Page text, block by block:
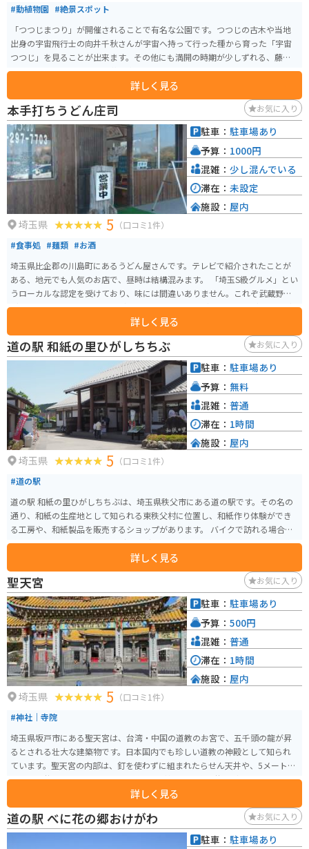
#動植物園 #絶景スポット
「つつじまつり」が開催されることで有名な公園です。つつじの古木や当地
出身の宇宙飛行士の向井千秋さんが宇宙へ持って行った種から育った「宇宙
つつじ」を見ることが出来ます。その他にも満開の時期が少しずれる、藤や
さつきもあるので、長い間花を楽しめます。
詳しく見る
本手打ちうどん庄司 お気に入り
埼玉県 5 （口コミ1件）
#食事処 #麺類 #お酒
埼玉県比企郡の川島町にあるうどん屋さんです。テレビで紹介されたことが
ある、地元でも人気のお店で、昼時は結構混みます。 「埼玉S級グルメ」とい
うローカルな認定を受けており、味には間違いありません。これぞ武蔵野う
どん！というワシワシ系のうどんで、「すったてうどん」「肉うどん」など
詳しく見る
駐車： 駐車場あり
予算： 1000円
混雑： 少し混んでいる
滞在： 未設定
施設： 屋内
道の駅 和紙の里ひがしちちぶ お気に入り
埼玉県 5 （口コミ1件）
#道の駅
道の駅 和紙の里ひがしちちぶは、埼玉県秩父市にある道の駅です。その名の
通り、和紙の生産地として知られる東秩父村に位置し、和紙作り体験ができ
る工房や、和紙製品を販売するショップがあります。 バイクで訪れる場合、
秩父の山々に囲まれたワインディングロードを走行することができます。道
の駅には広い駐車場があり、休憩にも最適です。 周辺には、秩父札所三十四
ヶ所の寺院や、ハイキングコース、キャンプ場など、観光スポットも充実し
ています。また、地元産の蕎麦や猪肉を使った料理もおすすめです。
詳しく見る
駐車： 駐車場あり
予算： 無料
混雑： 普通
滞在： 1時間
施設： 屋内
聖天宮 お気に入り
埼玉県 5 （口コミ1件）
#神社｜寺院
埼玉県坂戸市にある聖天宮は、台湾・中国の道教のお宮で、五千頭の龍が昇
るとされる壮大な建築物です。日本国内でも珍しい道教の神殿として知られ
ています。聖天宮の内部は、釘を使わずに組まれたらせん天井や、5メートル
の九龍石柱、4メートルの扉に木彫りの武神、龍の格天井など、きらびやかで
しさと精巧な工芸を堪能することができます。また、聖天宮は文化的な交流
の場としても重要で、日本と台湾の文化の融合を感じることができるスポッ
トです。映えスポットとしても有名です。
詳しく見る
駐車： 駐車場あり
予算： 500円
混雑： 普通
滞在： 1時間
施設： 屋内
道の駅 べに花の郷おけがわ お気に入り
駐車： 駐車場あり